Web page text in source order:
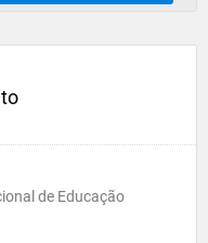
de Educação